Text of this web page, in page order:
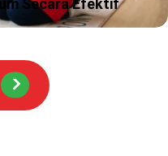
suara anak naik sedikit